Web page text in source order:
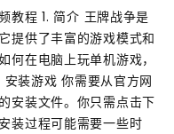
教程 1. 简介 王牌战争是
提供了丰富的游戏模式和
何在电脑上玩单机游戏，
装游戏 你需要从官方网
安装文件。你只需点击下
装过程可能需要一些时